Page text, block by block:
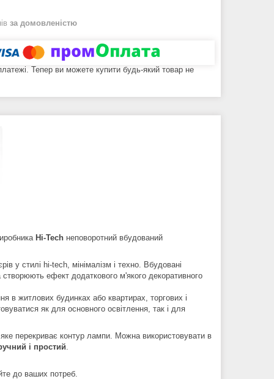
за домовленістю
Тепер ви можете купити будь-який товар не
Hi-Tech неповоротний вбудований
у стилі hi-tech, мінімалізм і техно. Вбудовані
ефект додаткового м'якого декоративного
в житлових будинках або квартирах, торгових і
як для основного освітлення, так і для
яке перекриває контур лампи. Можна використовувати в
і простий
до ваших потреб.